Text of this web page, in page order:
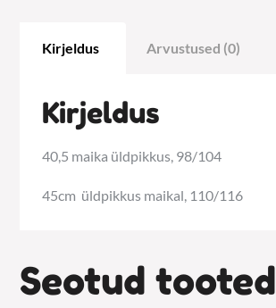
Kirjeldus Arvustused (0)
Kirjeldus
40,5 maika üldpikkus, 98/104
45cm üldpikkus maikal, 110/116
Seotud tooted